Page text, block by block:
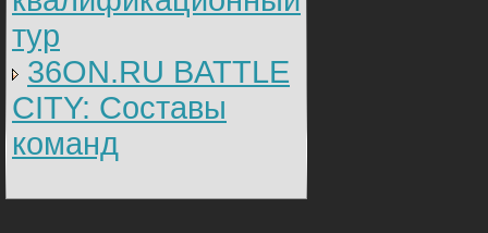
тур
36ON.RU BATTLE
CITY: Составы
команд